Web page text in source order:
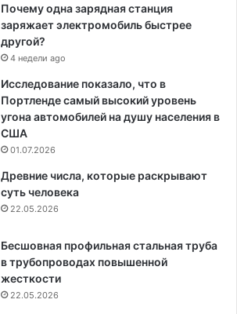
Почему одна зарядная станция
заряжает электромобиль быстрее
другой?
4 недели ago
Исследование показало, что в
Портленде самый высокий уровень
угона автомобилей на душу населения в
США
01.07.2026
Древние числа, которые раскрывают
суть человека
22.05.2026
Бесшовная профильная стальная труба
в трубопроводах повышенной
жесткости
22.05.2026